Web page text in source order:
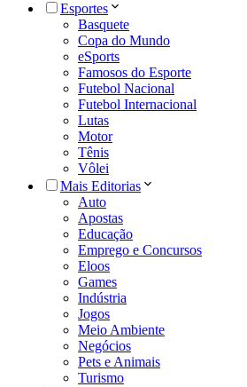
Esportes
Basquete
Copa do Mundo
eSports
Famosos do Esporte
Futebol Nacional
Futebol Internacional
Lutas
Motor
Tênis
Vôlei
Mais Editorias
Auto
Apostas
Educação
Emprego e Concursos
Eloos
Games
Indústria
Jogos
Meio Ambiente
Negócios
Pets e Animais
Turismo